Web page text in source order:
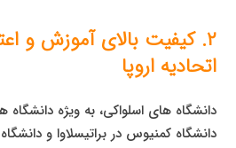
۲. کیفیت بالای آموزش و
اتحادیه اروپا
دانشگاه های اسلواکی، به ویژه
دانشگاه کمنیوس در براتیسلاوا و